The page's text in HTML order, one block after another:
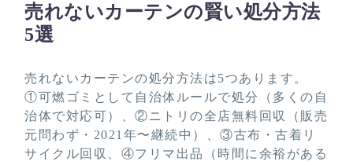
売れないカーテンの賢い処分方法
5選
売れないカーテンの処分方法は5つあります。
①可燃ゴミとして自治体ルールで処分（多くの自
治体で対応可）、②ニトリの全店無料回収（販売
元問わず・2021年〜継続中）、③古布・古着リ
サイクル回収、④フリマ出品（時間に余裕がある